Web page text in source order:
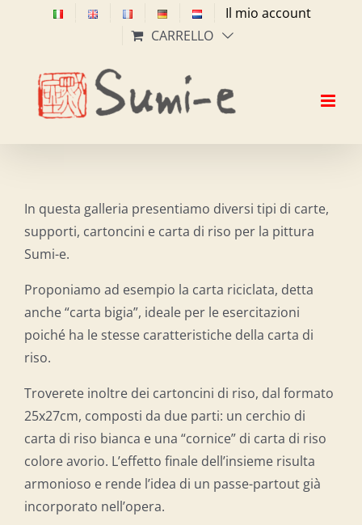
Il mio account
CARRELLO
In questa galleria presentiamo diversi tipi di carte,
supporti, cartoncini e carta di riso per la pittura
Sumi-e.
Proponiamo ad esempio la carta riciclata, detta
anche “carta bigia”, ideale per le esercitazioni
poiché ha le stesse caratteristiche della carta di
riso.
Troverete inoltre dei cartoncini di riso, dal formato
25x27cm, composti da due parti: un cerchio di
carta di riso bianca e una “cornice” di carta di riso
colore avorio. L’effetto finale dell’insieme risulta
armonioso e rende l’idea di un passe-partout già
incorporato nell’opera.